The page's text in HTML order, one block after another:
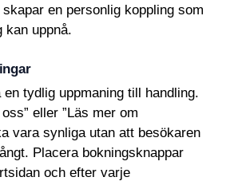
en personlig koppling som
kan uppnå.
tydlig uppmaning till handling.
eller ”Läs mer om
vara synliga utan att besökaren
Placera bokningsknappar
och efter varje